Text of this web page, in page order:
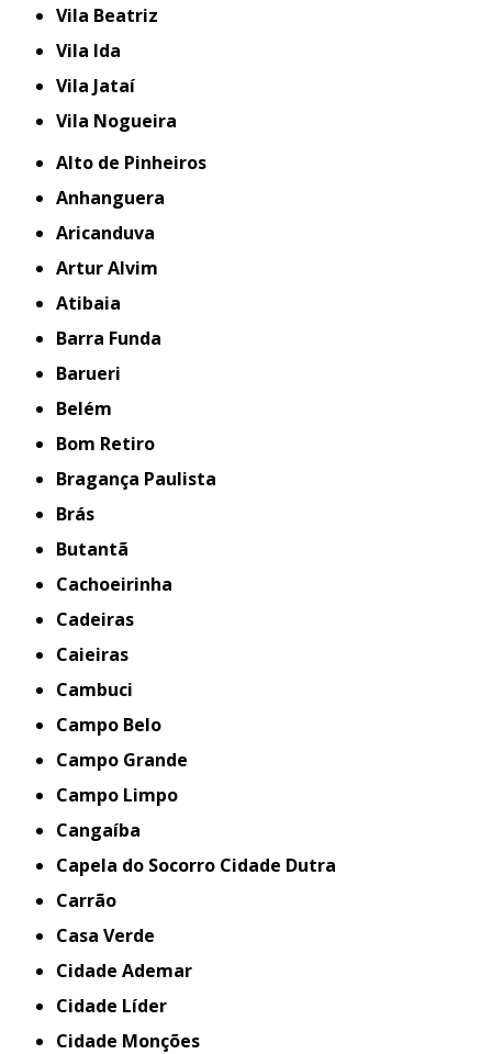
Vila Beatriz
Vila Ida
Vila Jataí
Vila Nogueira
Alto de Pinheiros
Anhanguera
Aricanduva
Artur Alvim
Atibaia
Barra Funda
Barueri
Belém
Bom Retiro
Bragança Paulista
Brás
Butantã
Cachoeirinha
Cadeiras
Caieiras
Cambuci
Campo Belo
Campo Grande
Campo Limpo
Cangaíba
Capela do Socorro Cidade Dutra
Carrão
Casa Verde
Cidade Ademar
Cidade Líder
Cidade Monções